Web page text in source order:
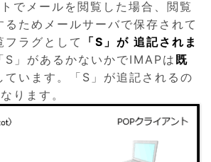
でメールを閲覧した場合、閲覧
るためメールサーバで保存されて
フラグとして
「S」が 追記されま
S」があるかないかでIMAPは 既
ています。「S」が追記されるの
ります。